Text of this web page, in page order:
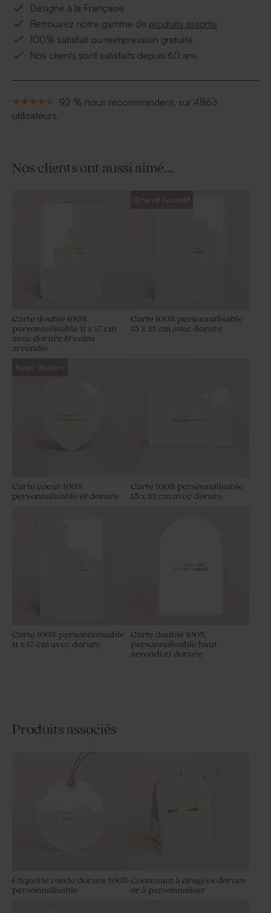
Désigné à la Française
Retrouvez notre gamme de produits assortis
100% satisfait ou réimpression gratuite
Nos clients sont satisfaits depuis 60 ans
92 % nous recommandent, sur 4863
utilisateurs.
Nos clients ont aussi aimé...
Carte double 100%
personnalisable 11 x 17 cm
avec dorure & coins
arrondis
Grand format
Carte 100% personnalisable
15 x 21 cm avec dorure
Avec dorure
Carte coeur 100%
personnalisable et dorure
Carte 100% personnalisable
15 x 10 cm avec dorure
Carte 100% personnalisable
11 x 17 cm avec dorure
Carte double 100%
personnalisable haut
arrondi et dorure
Produits associés
Étiquette ronde dorure 100%
personnalisable
Contenant à dragées dorure
or à personnaliser